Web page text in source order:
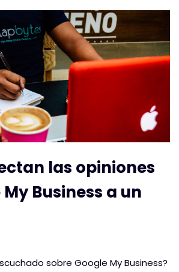
las opiniones
Business a un
sobre Google My Business?